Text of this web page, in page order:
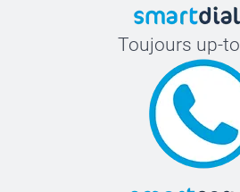
Toujours up-